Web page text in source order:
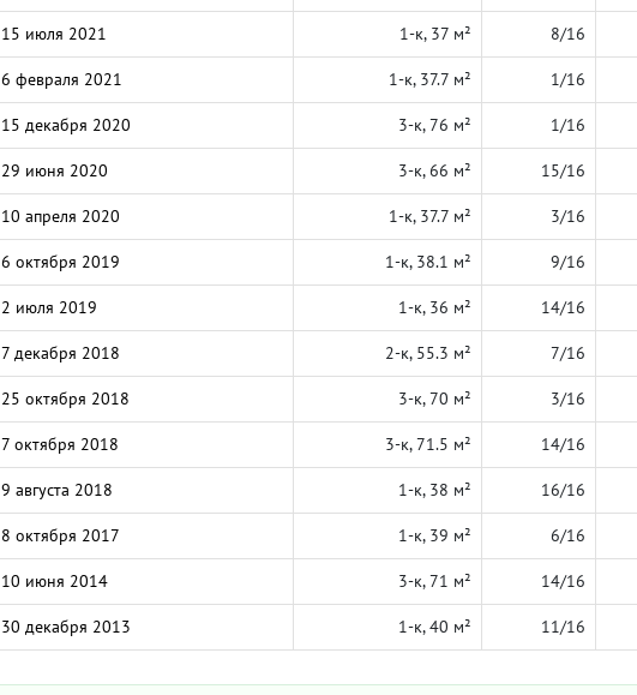
15 июля 2021 1-к, 37 м² 8/16
6 февраля 2021 1-к, 37.7 м² 1/16
15 декабря 2020 3-к, 76 м² 1/16
29 июня 2020 3-к, 66 м² 15/16
10 апреля 2020 1-к, 37.7 м² 3/16
6 октября 2019 1-к, 38.1 м² 9/16
2 июля 2019 1-к, 36 м² 14/16
7 декабря 2018 2-к, 55.3 м² 7/16
25 октября 2018 3-к, 70 м² 3/16
7 октября 2018 3-к, 71.5 м² 14/16
9 августа 2018 1-к, 38 м² 16/16
8 октября 2017 1-к, 39 м² 6/16
10 июня 2014 3-к, 71 м² 14/16
30 декабря 2013 1-к, 40 м² 11/16